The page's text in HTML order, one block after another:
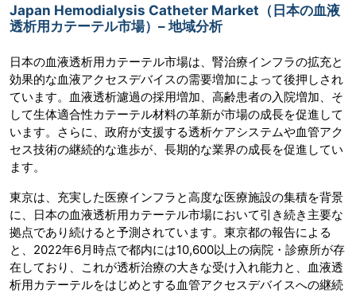
Japan Hemodialysis Catheter Market（日本の血液
透析用カテーテル市場）– 地域分析
日本の血液透析用カテーテル市場は、腎治療インフラの拡充と
効果的な血液アクセスデバイスの需要増加によって後押しされ
ています。血液透析濾過の採用増加、高齢患者の入院増加、そ
して生体適合性カテーテル材料の革新が市場の成長を促進して
います。さらに、政府が支援する透析ケアシステムや血管アク
セス技術の継続的な進歩が、長期的な業界の成長を促進してい
ます。
東京は、充実した医療インフラと高度な医療施設の集積を背景
に、日本の血液透析用カテーテル市場において引き続き主要な
拠点であり続けると予測されています。東京都の報告による
と、2022年6月時点で都内には10,600以上の病院・診療所が存
在しており、これが透析治療の大きな受け入れ能力と、血液透
析用カテーテルをはじめとする血管アクセスデバイスへの継続